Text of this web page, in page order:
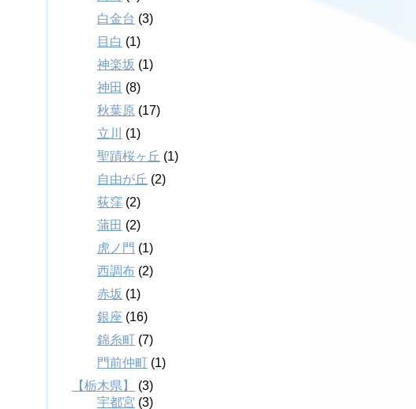
白金台 (3)
目白 (1)
神楽坂 (1)
神田 (8)
秋葉原 (17)
立川
(1)
聖蹟桜ヶ丘 (1)
自由が丘 (2)
荻窪 (2)
蒲田 (2)
虎ノ門 (1)
西調布 (2)
赤坂 (1)
銀座 (16)
錦糸町 (7)
門前仲町 (1)
【栃木県】
(3)
宇都宮 (3)